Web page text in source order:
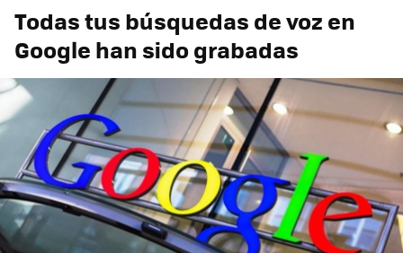
Todas tus búsquedas de voz en
Google han sido grabadas